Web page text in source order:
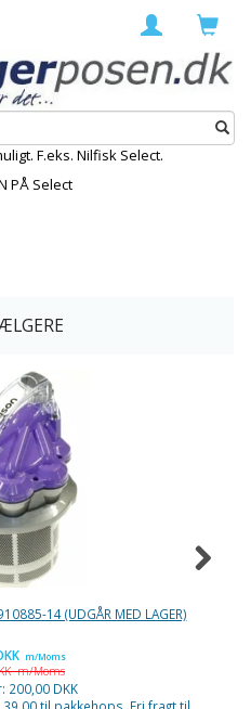
F.eks. Nilfisk Select.
PÅ Select
14 (UDGÅR MED LAGER)
m/Moms
m/Moms
200,00 DKK